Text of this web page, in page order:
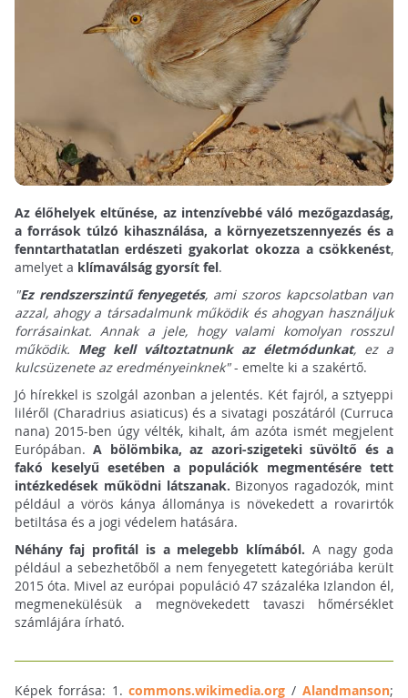
Az élőhelyek eltűnése, az intenzívebbé váló mezőgazdaság,
a források túlzó kihasználása, a környezetszennyezés és a
fenntarthatatlan erdészeti gyakorlat okozza a csökkenést,
amelyet a klímaválság gyorsít fel.
"Ez rendszerszintű fenyegetés, ami szoros kapcsolatban van
azzal, ahogy a társadalmunk működik és ahogyan használjuk
forrásainkat. Annak a jele, hogy valami komolyan rosszul
működik. Meg kell változtatnunk az életmódunkat, ez a
kulcsüzenete az eredményeinknek"- emelte ki a szakértő.
Jó hírekkel is szolgál azonban a jelentés. Két fajról, a sztyeppi
liléről (Charadrius asiaticus) és a sivatagi poszátáról (Curruca
nana) 2015-ben úgy vélték, kihalt, ám azóta ismét megjelent
Európában.A bölömbika, az azori-szigeteki süvöltő és a
fakó keselyű esetében a populációk megmentésére tett
intézkedések működni látszanak. Bizonyos ragadozók, mint
például a vörös kánya állománya is növekedett a rovarirtók
betiltása és a jogi védelem hatására.
Néhány faj profitál is a melegebb klímából. A nagy goda
például a sebezhetőből a nem fenyegetett kategóriába került
2015 óta. Mivel az európai populáció 47 százaléka Izlandon él,
megmenekülésük a megnövekedett tavaszi hőmérséklet
számlájára írható.
Képek forrása: 1.commons.wikimedia.org /Alandmanson;